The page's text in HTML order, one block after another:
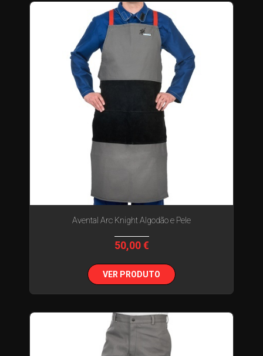
Avental Arc Knight Algodão e Pele
50,00 €
VER PRODUTO